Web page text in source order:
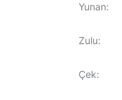
Yunan:
Zulu:
Çek: